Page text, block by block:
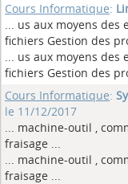
Cours Informatique:
... us aux moyens des
fichiers Gestion des
... us aux moyens des
fichiers Gestion des
Cours Informatique:
le 11/12/2017
... machine-outil ,
fraisage ...
... machine-outil ,
fraisage ...